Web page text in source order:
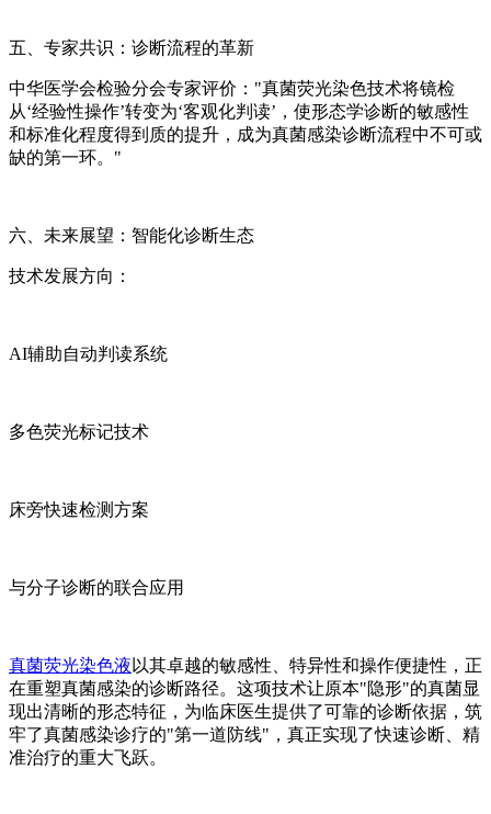
五、专家共识：诊断流程的革新
中华医学会检验分会专家评价："真菌荧光染色技术将镜检
从‘经验性操作’转变为‘客观化判读’，使形态学诊断的敏感性
和标准化程度得到质的提升，成为真菌感染诊断流程中不可或
缺的第一环。"
六、未来展望：智能化诊断生态
技术发展方向：
AI辅助自动判读系统
多色荧光标记技术
床旁快速检测方案
与分子诊断的联合应用
真菌荧光染色液 以其卓越的敏感性、特异性和操作便捷性，正
在重塑真菌感染的诊断路径。这项技术让原本"隐形"的真菌显
现出清晰的形态特征，为临床医生提供了可靠的诊断依据，筑
牢了真菌感染诊疗的"第一道防线"，真正实现了快速诊断、精
准治疗的重大飞跃。